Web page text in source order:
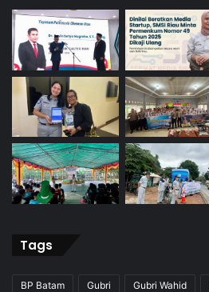
Tags
BP Batam Gubri Gubri Wahid